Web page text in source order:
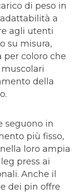
di peso in
a
agli utenti
su misura,
coloro che
della
seguono in
più fisso,
loro ampia
press ai
Anche il
dei pin offre